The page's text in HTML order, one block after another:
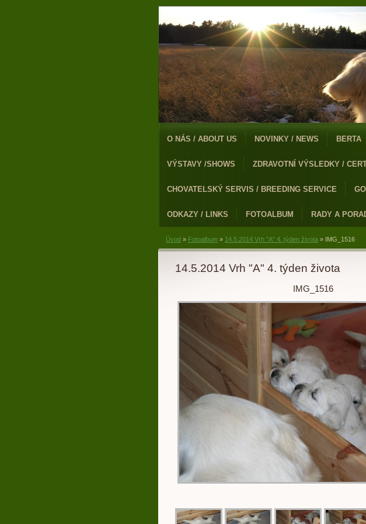
O NÁS / ABOUT US NOVINKY / NEWS BERTA
VÝSTAVY /SHOWS ZDRAVOTNÍ VÝSLEDKY /
CHOVATELSKÝ SERVIS / BREEDING SERVICE
ODKAZY / LINKS FOTOALBUM RADY A
Úvod » Fotoalbum » 14.5.2014 Vrh "A" 4. týden života » IMG_1516
14.5.2014 Vrh "A" 4. týden života
IMG_1516